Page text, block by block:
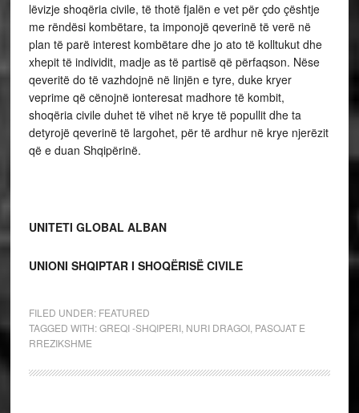
lëvizje shoqëria civile, të thotë fjalën e vet për çdo çështje
me rëndësi kombëtare, ta imponojë qeverinë të verë në
plan të parë interest kombëtare dhe jo ato të kolltukut dhe
xhepit të individit, madje as të partisë që përfaqson. Nëse
qeveritë do të vazhdojnë në linjën e tyre, duke kryer
veprime që cënojnë ionteresat madhore të kombit,
shoqëria civile duhet të vihet në krye të popullit dhe ta
detyrojë qeverinë të largohet, për të ardhur në krye njerëzit
që e duan Shqipërinë.
UNITETI GLOBAL ALBAN
UNIONI SHQIPTAR I SHOQËRISË CIVILE
FILED UNDER: FEATURED
TAGGED WITH:GREQI -SHQIPERI, NURI DRAGOI, PASOJAT E
RREZIKSHME